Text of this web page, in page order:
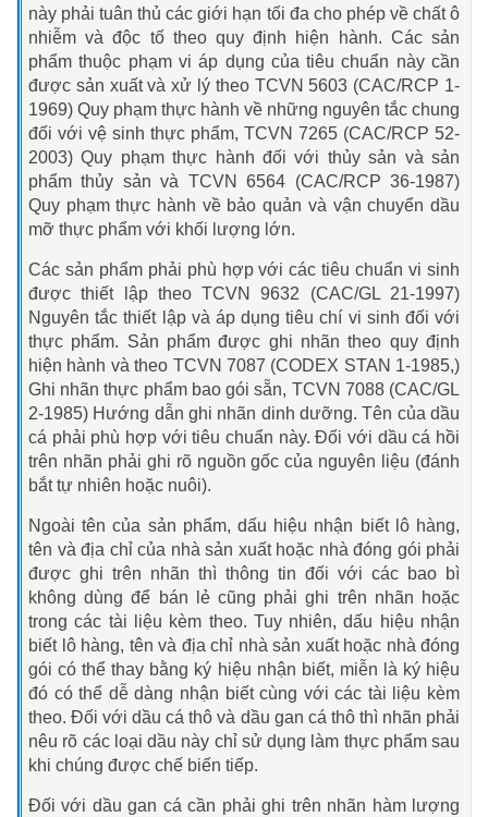
này phải tuân thủ các giới hạn tối đa cho phép về chất ô
nhiễm và độc tố theo quy định hiện hành. Các sản
phẩm thuộc phạm vi áp dụng của tiêu chuẩn này cần
được sản xuất và xử lý theo TCVN 5603 (CAC/RCP 1-
1969) Quy phạm thực hành về những nguyên tắc chung
đối với vệ sinh thực phẩm, TCVN 7265 (CAC/RCP 52-
2003) Quy phạm thực hành đối với thủy sản và sản
phẩm thủy sản và TCVN 6564 (CAC/RCP 36-1987)
Quy phạm thực hành về bảo quản và vận chuyển dầu
mỡ thực phẩm với khối lượng lớn.
Các sản phẩm phải phù hợp với các tiêu chuẩn vi sinh
được thiết lập theo TCVN 9632 (CAC/GL 21-1997)
Nguyên tắc thiết lập và áp dụng tiêu chí vi sinh đối với
thực phẩm. Sản phẩm được ghi nhãn theo quy định
hiện hành và theo TCVN 7087 (CODEX STAN 1-1985,)
Ghi nhãn thực phẩm bao gói sẵn, TCVN 7088 (CAC/GL
2-1985) Hướng dẫn ghi nhãn dinh dưỡng. Tên của dầu
cá phải phù hợp với tiêu chuẩn này. Đối với dầu cá hồi
trên nhãn phải ghi rõ nguồn gốc của nguyên liệu (đánh
bắt tự nhiên hoặc nuôi).
Ngoài tên của sản phẩm, dấu hiệu nhận biết lô hàng,
tên và địa chỉ của nhà sản xuất hoặc nhà đóng gói phải
được ghi trên nhãn thì thông tin đối với các bao bì
không dùng để bán lẻ cũng phải ghi trên nhãn hoặc
trong các tài liệu kèm theo. Tuy nhiên, dấu hiệu nhận
biết lô hàng, tên và địa chỉ nhà sản xuất hoặc nhà đóng
gói có thể thay bằng ký hiệu nhận biết, miễn là ký hiệu
đó có thể dễ dàng nhận biết cùng với các tài liệu kèm
theo. Đối với dầu cá thô và dầu gan cá thô thì nhãn phải
nêu rõ các loại dầu này chỉ sử dụng làm thực phẩm sau
khi chúng được chế biến tiếp.
Đối với dầu gan cá cần phải ghi trên nhãn hàm lượng